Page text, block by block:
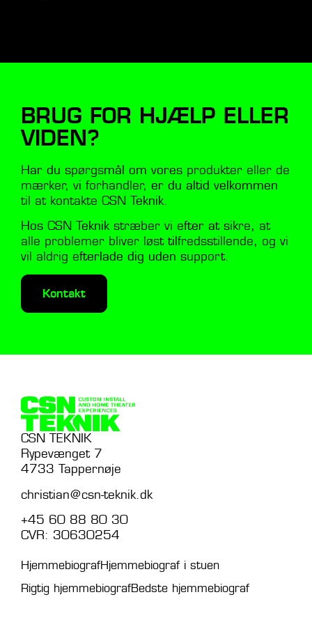
BRUG FOR HJÆLP ELLER
VIDEN?
Har du spørgsmål om vores produkter eller de
mærker, vi forhandler, er du altid velkommen
til at kontakte CSN Teknik.
Hos CSN Teknik stræber vi efter at sikre, at
alle problemer bliver løst tilfredsstillende, og vi
vil aldrig efterlade dig uden support.
Kontakt
CSN TEKNIK
Rypevænget 7
4733 Tappernøje
christian@csn-teknik.dk
+45 60 88 80 30
CVR: 30630254
HjemmebiografHjemmebiograf i stuen
Rigtig hjemmebiografBedste hjemmebiograf